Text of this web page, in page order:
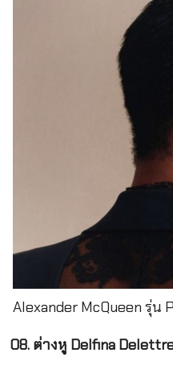
Alexander McQueen รุ่น
08. ต่างหู Delfina